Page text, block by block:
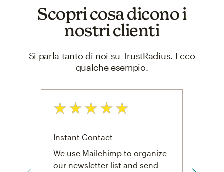
Scopri cosa dicono i
nostri clienti
Si parla tanto di noi su TrustRadius. Ecco
qualche esempio.
Valutazione: 5 su 5
Instant Contact
We use Mailchimp to organize
our newsletter list and send